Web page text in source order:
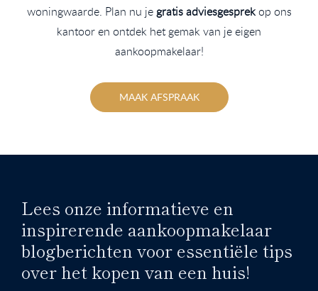
woningwaarde. Plan nu jegratis adviesgesprekop ons
kantoor en ontdek het gemak van je eigen
aankoopmakelaar!
MAAK AFSPRAAK
Lees onze informatieve en
inspirerende aankoopmakelaar
blogberichten voor essentiële tips
over het kopen van een huis!